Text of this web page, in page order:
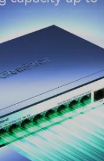
なセキュリティ機能で
QoS（Quality of
ック優先順位付けが
リューションにおい
タの帯域幅を確実に確
クイックアクセス
スにアクセスするには
X=2-254、12を除く）
と入力してください。
トの認証情報（admin/